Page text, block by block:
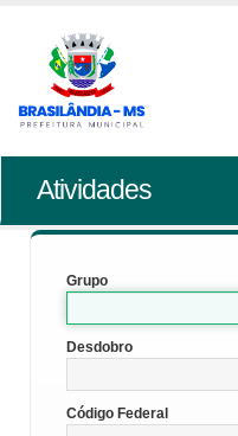
Atividades
Grupo
Desdobro
Código Federal